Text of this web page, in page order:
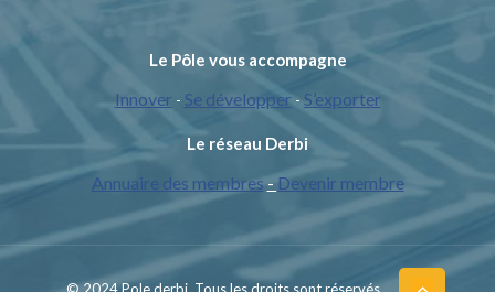
Le Pôle vous accompagne
Innover - Se développer- S’exporter
Le réseau Derbi
Annuaire des membres - Devenir membre